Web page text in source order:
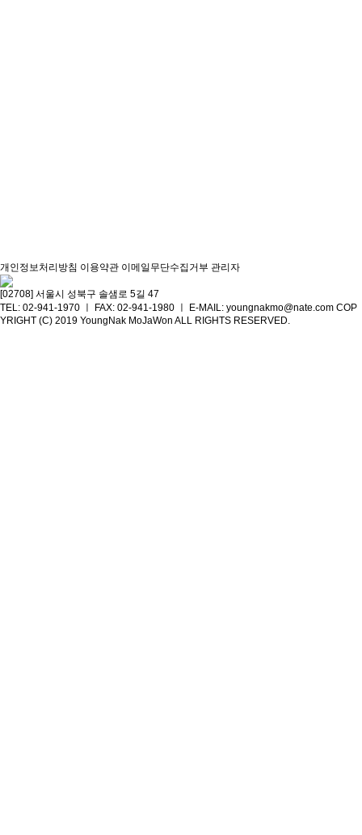
개인정보처리방침 이용약관 이메일무단수집거부 관리자
[02708] 서울시 성북구 솔샘로 5길 47
TEL: 02-941-1970 ㅣ FAX: 02-941-1980 ㅣ E-MAIL: youngnakmo@nate.com COP
YRIGHT (C) 2019 YoungNak MoJaWon ALL RIGHTS RESERVED.